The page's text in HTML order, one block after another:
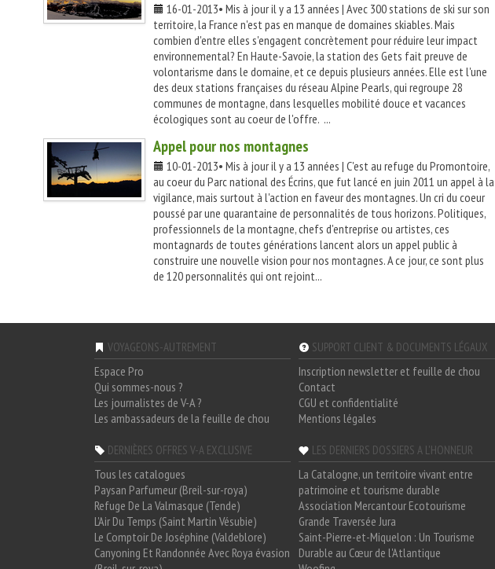
16-01-2013• Mis à jour il y a 13 années | Avec 300 stations de ski sur son
territoire, la France n'est pas en manque de domaines skiables. Mais
combien d'entre elles s'engagent concrètement pour réduire leur impact
environnemental? En Haute-Savoie, la station des Gets fait preuve de
volontarisme dans le domaine, et ce depuis plusieurs années. Elle est l'une
des deux stations françaises du réseau Alpine Pearls, qui regroupe 28
communes de montagne, dans lesquelles mobilité douce et vacances
écologiques sont au coeur de l'offre. ...
Appel pour nos montagnes
10-01-2013• Mis à jour il y a 13 années | C'est au refuge du Promontoire,
au coeur du Parc national des Écrins, que fut lancé en juin 2011 un appel à la
vigilance, mais surtout à l'action en faveur des montagnes. Un cri du coeur
poussé par une quarantaine de personnalités de tous horizons. Politiques,
professionnels de la montagne, chefs d'entreprise ou artistes, ces
montagnards de toutes générations lancent alors un appel public à
construire une nouvelle vision pour nos montagnes. A ce jour, ce sont plus
de 120 personnalités qui ont rejoint...
VOYAGEONS-AUTREMENT
Espace Pro
Qui sommes-nous ?
Les journalistes de V-A ?
Les ambassadeurs de la feuille de chou
SUPPORT CLIENT & DOCUMENTS LÉGAUX
Inscription newsletter et feuille de chou
Contact
CGU et confidentialité
Mentions légales
DERNIÈRES OFFRES V-A EXCLUSIVE
Tous les catalogues
Paysan Parfumeur (Breil-sur-roya)
Refuge De La Valmasque (Tende)
L'Air Du Temps (Saint Martin Vésubie)
Le Comptoir De Joséphine (Valdeblore)
Canyoning Et Randonnée Avec Roya évasion
LES DERNIERS DOSSIERS A L'HONNEUR
La Catalogne, un territoire vivant entre
patrimoine et tourisme durable
Association Mercantour Ecotourisme
Grande Traversée Jura
Saint-Pierre-et-Miquelon : Un Tourisme
Durable au Cœur de l'Atlantique